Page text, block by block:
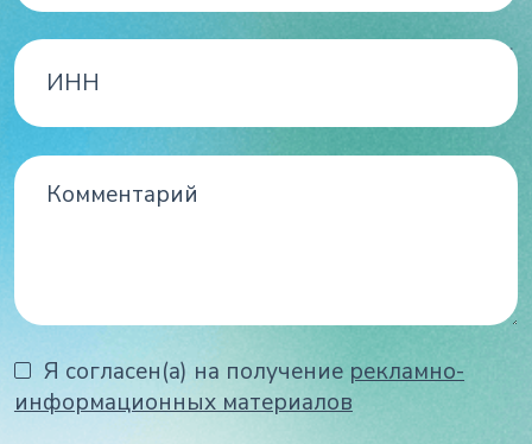
Я согласен(а) на получение рекламно-
информационных материалов